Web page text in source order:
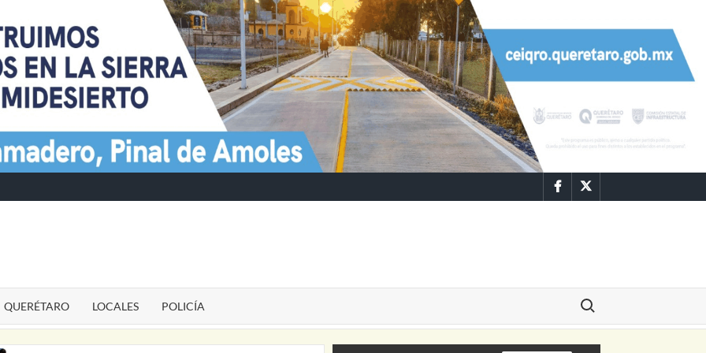
FacebookTwitter
QUERÉTARO LOCALES POLICÍA
Buscar: